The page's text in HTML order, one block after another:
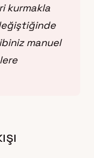
kurmakla
manuel